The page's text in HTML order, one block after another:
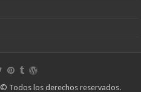
© Todos los derechos reservados.